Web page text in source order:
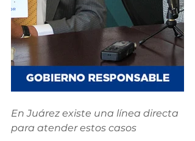
En Juárez existe una línea directa
para atender estos casos